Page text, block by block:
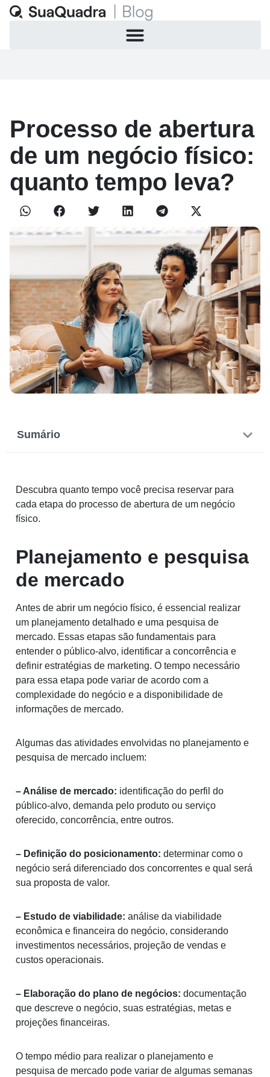
Processo de abertura
de um negócio físico:
quanto tempo leva?
Sumário
Descubra quanto tempo você precisa reservar para
cada etapa do processo de abertura de um negócio
físico.
Planejamento e pesquisa
de mercado
Antes de abrir um negócio físico, é essencial realizar
um planejamento detalhado e uma pesquisa de
mercado. Essas etapas são fundamentais para
entender o público-alvo, identificar a concorrência e
definir estratégias de marketing. O tempo necessário
para essa etapa pode variar de acordo com a
complexidade do negócio e a disponibilidade de
informações de mercado.
Algumas das atividades envolvidas no planejamento e
pesquisa de mercado incluem:
– Análise de mercado: identificação do perfil do
público-alvo, demanda pelo produto ou serviço
oferecido, concorrência, entre outros.
– Definição do posicionamento: determinar como o
negócio será diferenciado dos concorrentes e qual será
sua proposta de valor.
– Estudo de viabilidade: análise da viabilidade
econômica e financeira do negócio, considerando
investimentos necessários, projeção de vendas e
custos operacionais.
– Elaboração do plano de negócios: documentação
que descreve o negócio, suas estratégias, metas e
projeções financeiras.
O tempo médio para realizar o planejamento e
pesquisa de mercado pode variar de algumas semanas